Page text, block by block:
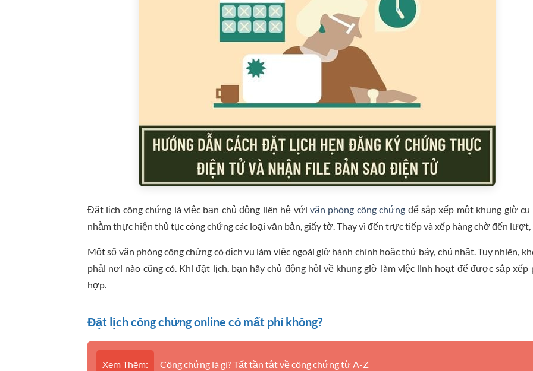
Đặt lịch công chứng là việc bạn chủ động liên hệ với văn phòng công chứng để sắp xếp một khung giờ
nhằm thực hiện thủ tục công chứng các loại văn bản, giấy tờ. Thay vì đến trực tiếp và xếp hàng chờ đến lượt,
Một số văn phòng công chứng có dịch vụ làm việc ngoài giờ hành chính hoặc thứ bảy, chủ nhật. Tuy nhiên,
phải nơi nào cũng có. Khi đặt lịch, bạn hãy chủ động hỏi về khung giờ làm việc linh hoạt để được sắp xếp
hợp.
Đặt lịch công chứng online có mất phí không?
Xem Thêm: Công chứng là gì? Tất tần tật về công chứng từ A-Z